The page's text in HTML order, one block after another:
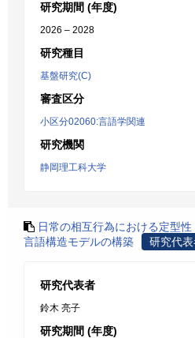
研究期間 (年度)
2026 – 2028
研究種目
基盤研究(C)
審査区分
小区分02060:言語学関連
研究機関
静岡理工科大学
日常の相互行為における定型
言語構造モデルの構築
研究代
研究代表者
鈴木 亮子
研究期間 (年度)